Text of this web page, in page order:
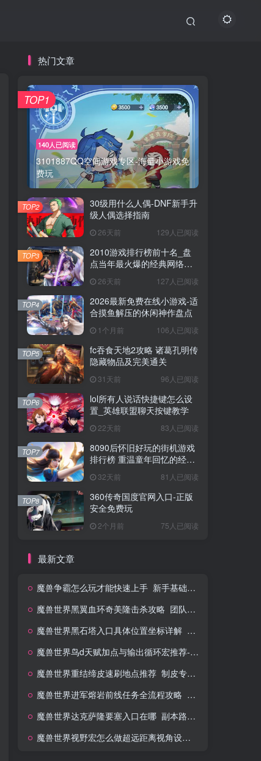
热门文章
140人已阅读
3101887QQ空间游戏专区-海量小游戏免
费玩
TOP1
30级用什么人偶-DNF新手升
级人偶选择指南
26天前 129人已阅读
TOP2
2010游戏排行榜前十名_盘
点当年最火爆的经典网络游
26天前 127人已阅读
TOP3
2026最新免费在线小游戏-适
合摸鱼解压的休闲神作盘点
1个月前 106人已阅读
TOP4
fc吞食天地2攻略 诸葛孔明传
隐藏物品及完美通关
31天前 96人已阅读
TOP5
lol所有人说话快捷键怎么设
置_英雄联盟聊天按键教学
22天前 83人已阅读
TOP6
8090后怀旧好玩的街机游戏
排行榜 重温童年回忆的经典
32天前 81人已阅读
TOP7
360传奇国度官网入口-正版
安全免费玩
2个月前 75人已阅读
TOP8
最新文章
魔兽争霸怎么玩才能快速上手_新手基础操作与微操教学
魔兽世界黑翼血环奇美隆击杀攻略_团队站位与技能应对
魔兽世界黑石塔入口具体位置坐标详解_萌新跑本不迷路
魔兽世界鸟d天赋加点与输出循环宏推荐-德鲁伊指南
魔兽世界重结缔皮速刷地点推荐_制皮专业冲点材料
魔兽世界进军熔岩前线任务全流程攻略_开启日常详细步骤
魔兽世界达克萨隆要塞入口在哪_副本路线与掉落一览
魔兽世界视野宏怎么做超远距离视角设置代码-界面优化